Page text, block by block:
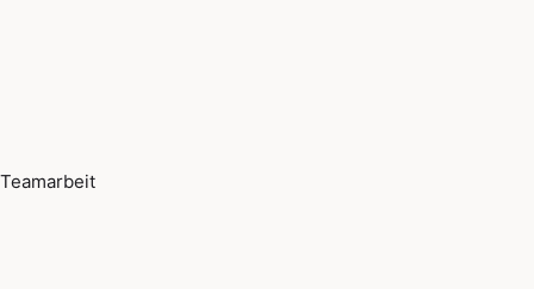
Teamarbeit